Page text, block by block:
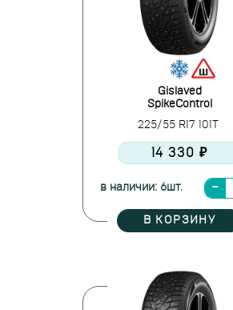
Gislaved
SpikeControl
225/55 R17 101T
14 330 ₽
в наличии: 6шт.
В КОРЗИНУ